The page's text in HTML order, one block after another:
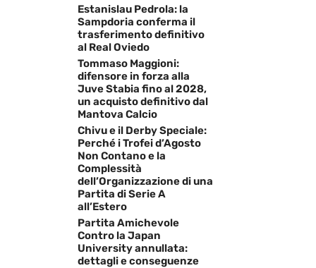
Estanislau Pedrola: la
Sampdoria conferma il
trasferimento definitivo
al Real Oviedo
Tommaso Maggioni:
difensore in forza alla
Juve Stabia fino al 2028,
un acquisto definitivo dal
Mantova Calcio
Chivu e il Derby Speciale:
Perché i Trofei d’Agosto
Non Contano e la
Complessità
dell’Organizzazione di una
Partita di Serie A
all’Estero
Partita Amichevole
Contro la Japan
University annullata:
dettagli e conseguenze